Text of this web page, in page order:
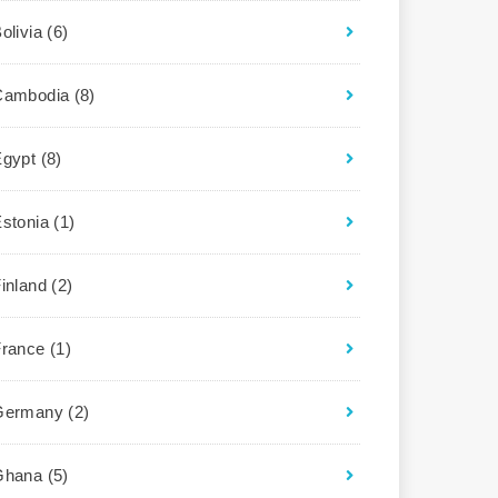
(6)
(8)
(8)
(1)
(2)
(1)
(2)
(5)